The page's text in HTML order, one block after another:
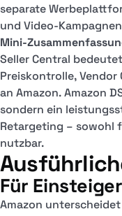
separate
und Video-
Mini-
Seller Central
Preiskontrolle, Vendor
an Amazon. Amazon
sondern ein
Retargeting – sowohl
nutzbar.
Für
Amazon